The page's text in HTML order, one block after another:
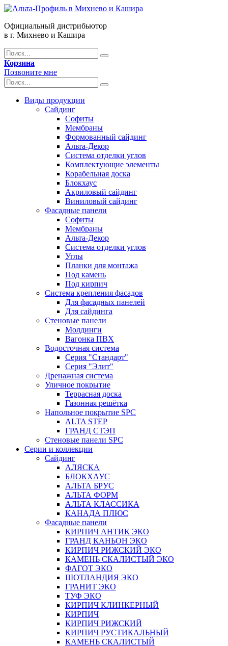
Официальный дистрибьютор
в г. Михнево и Кашира
Корзина
Позвоните мне
Виды продукции
Сайдинг
Софиты
Мембраны
Формованный сайдинг
Альта-Декор
Система отделки углов
Комплектующие элементы
Корабельная доска
Блокхаус
Акриловый сайдинг
Виниловый сайдинг
Фасадные панели
Софиты
Мембраны
Альта-Декор
Система отделки углов
Углы
Планки для монтажа
Под камень
Под кирпич
Система крепления фасадов
Для фасадных панелей
Для сайдинга
Стеновые панели
Молдинги
Вагонка ПВХ
Водосточная система
Серия "Стандарт"
Серия "Элит"
Дренажная система
Уличное покрытие
Террасная доска
Газонная решётка
Напольное покрытие SPC
ALTA STEP
ГРАНД СТЭП
Стеновые панели SPC
Серии и коллекции
Сайдинг
АЛЯСКА
БЛОКХАУС
АЛЬТА БРУС
АЛЬТА ФОРМ
АЛЬТА КЛАССИКА
КАНАДА ПЛЮС
Фасадные панели
КИРПИЧ АНТИК ЭКО
ГРАНД КАНЬОН ЭКО
КИРПИЧ РИЖСКИЙ ЭКО
КАМЕНЬ СКАЛИСТЫЙ ЭКО
ФАГОТ ЭКО
ШОТЛАНДИЯ ЭКО
ГРАНИТ ЭКО
ТУФ ЭКО
КИРПИЧ КЛИНКЕРНЫЙ
КИРПИЧ
КИРПИЧ РИЖСКИЙ
КИРПИЧ РУСТИКАЛЬНЫЙ
КАМЕНЬ СКАЛИСТЫЙ